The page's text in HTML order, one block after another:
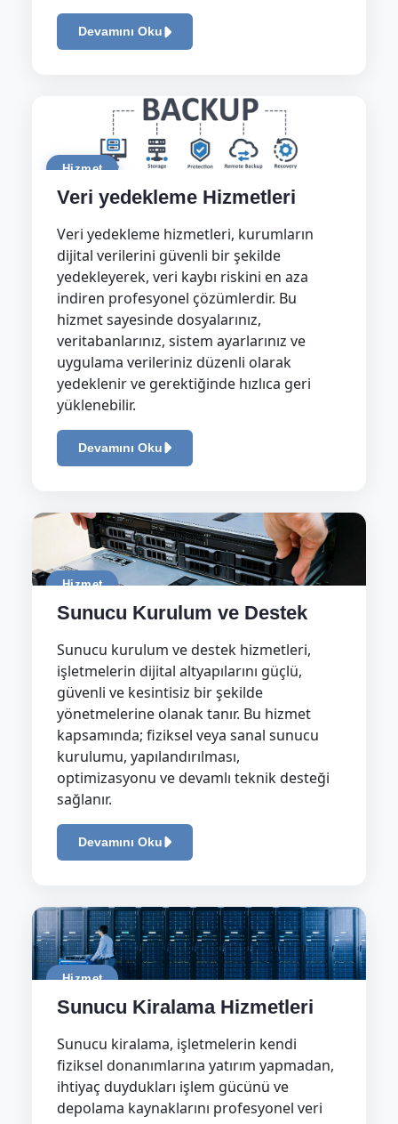
Devamını Oku
Hizmet
Veri yedekleme Hizmetleri
Veri yedekleme hizmetleri, kurumların
dijital verilerini güvenli bir şekilde
yedekleyerek, veri kaybı riskini en aza
indiren profesyonel çözümlerdir. Bu
hizmet sayesinde dosyalarınız,
veritabanlarınız, sistem ayarlarınız ve
uygulama verileriniz düzenli olarak
yedeklenir ve gerektiğinde hızlıca geri
yüklenebilir.
Devamını Oku
Hizmet
Sunucu Kurulum ve Destek
Sunucu kurulum ve destek hizmetleri,
işletmelerin dijital altyapılarını güçlü,
güvenli ve kesintisiz bir şekilde
yönetmelerine olanak tanır. Bu hizmet
kapsamında; fiziksel veya sanal sunucu
kurulumu, yapılandırılması,
optimizasyonu ve devamlı teknik desteği
sağlanır.
Devamını Oku
Hizmet
Sunucu Kiralama Hizmetleri
Sunucu kiralama, işletmelerin kendi
fiziksel donanımlarına yatırım yapmadan,
ihtiyaç duydukları işlem gücünü ve
depolama kaynaklarını profesyonel veri